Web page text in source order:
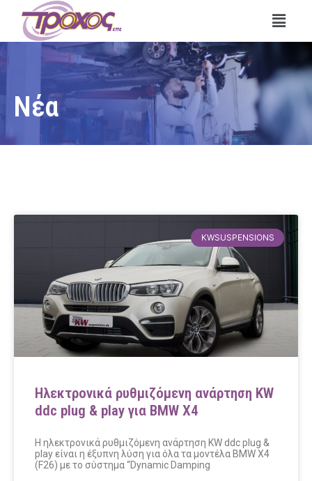
Νέα
KWSUSPENSIONS
Ηλεκτρονικά ρυθμιζόμενη ανάρτηση KW
ddc plug & play για BMW X4
Η ηλεκτρονικά ρυθμιζόμενη ανάρτηση KW ddc plug &
play είναι η έξυπνη λύση για όλα τα μοντέλα BMW X4
(F26) με το σύστημα “Dynamic Damping